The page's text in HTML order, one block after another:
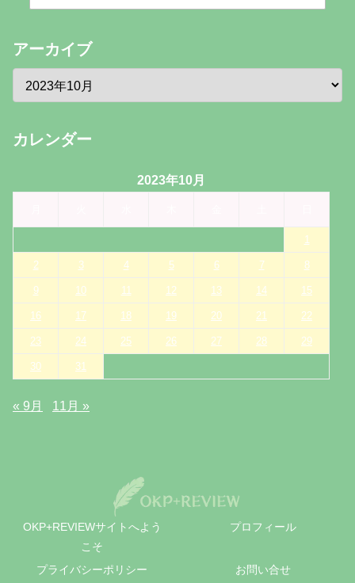
アーカイブ
カレンダー
2023年10月
1
2 3 4 5 6 7 8
9 10 11 12 13 14 15
16 17 18 19 20 21 22
23 24 25 26 27 28 29
30 31
« 9月 11月 »
OKP+REVIEWサイトへよう
こそ
プロフィール
プライバシーポリシー お問い合せ